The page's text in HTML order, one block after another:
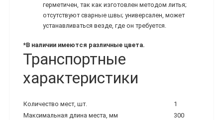
герметичен, так как изготовлен методом литья;
отсутствуют сварные швы; универсален, может
устанавливаться везде, где он требуется.
*В наличии имеются различные цвета.
Транспортные
характеристики
Количество мест, шт.
1
Максимальная длина места, мм
300